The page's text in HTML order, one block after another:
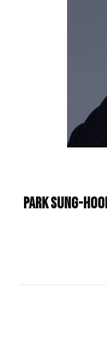
Park Sung-